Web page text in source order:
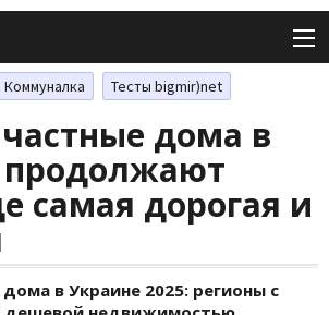
Коммуналка Тесты bigmir)net
дома в
самая дорогая и
в Украине 2025: регионы с